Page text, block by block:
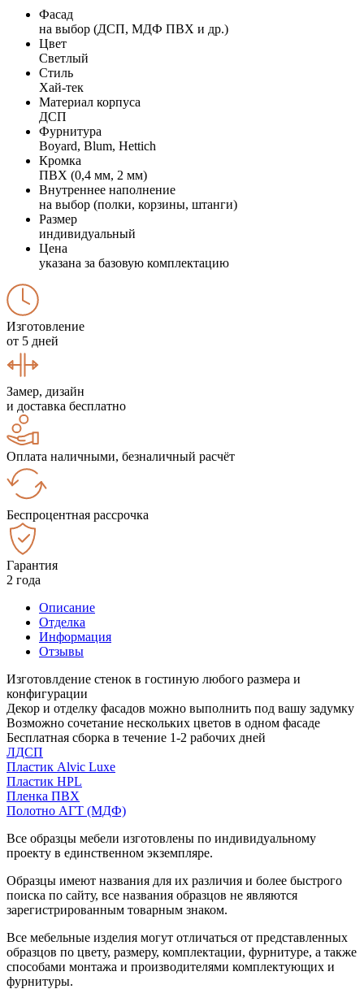
Фасад
на выбор (ДСП, МДФ ПВХ и др.)
Цвет
Светлый
Стиль
Хай-тек
Материал корпуса
ДСП
Фурнитура
Boyard, Blum, Hettich
Кромка
ПВХ (0,4 мм, 2 мм)
Внутреннее наполнение
на выбор (полки, корзины, штанги)
Размер
индивидуальный
Цена
указана за базовую комплектацию
Изготовление
от 5 дней
Замер, дизайн
и доставка бесплатно
Оплата наличными, безналичный расчёт
Беспроцентная рассрочка
Гарантия
2 года
Описание
Отделка
Информация
Отзывы
Изготовлдение стенок в гостиную любого размера и
конфигурации
Декор и отделку фасадов можно выполнить под вашу задумку
Возможно сочетание нескольких цветов в одном фасаде
Бесплатная сборка в течение 1-2 рабочих дней
ЛДСП
Пластик Alvic Luxe
Пластик HPL
Пленка ПВХ
Полотно АГТ (МДФ)
Все образцы мебели изготовлены по индивидуальному
проекту в единственном экземпляре.
Образцы имеют названия для их различия и более быстрого
поиска по сайту, все названия образцов не являются
зарегистрированным товарным знаком.
Все мебельные изделия могут отличаться от представленных
образцов по цвету, размеру, комплектации, фурнитуре, а также
способами монтажа и производителями комплектующих и
фурнитуры.